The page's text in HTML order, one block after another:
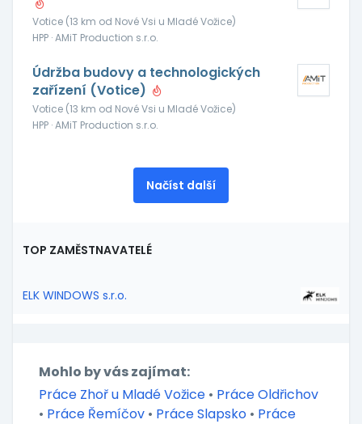
Votice (13 km od Nové Vsi u Mladé Vožice)
HPP · AMiT Production s.r.o.
Údržba budovy a technologických
zařízení (Votice)
Votice (13 km od Nové Vsi u Mladé Vožice)
HPP · AMiT Production s.r.o.
Načíst další
TOP ZAMĚSTNAVATELÉ
ELK WINDOWS s.r.o.
Mohlo by vás zajímat:
Práce Zhoř u Mladé Vožice • Práce Oldřichov
• Práce Řemíčov • Práce Slapsko • Práce